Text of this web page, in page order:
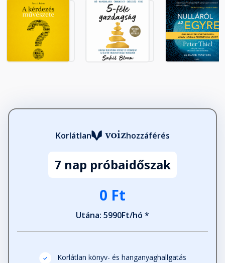
Korlátlan hozzáférés
7 nap próbaidőszak
0 Ft
Utána: 5990Ft/hó *
Korlátlan könyv- és hanganyaghallgatás